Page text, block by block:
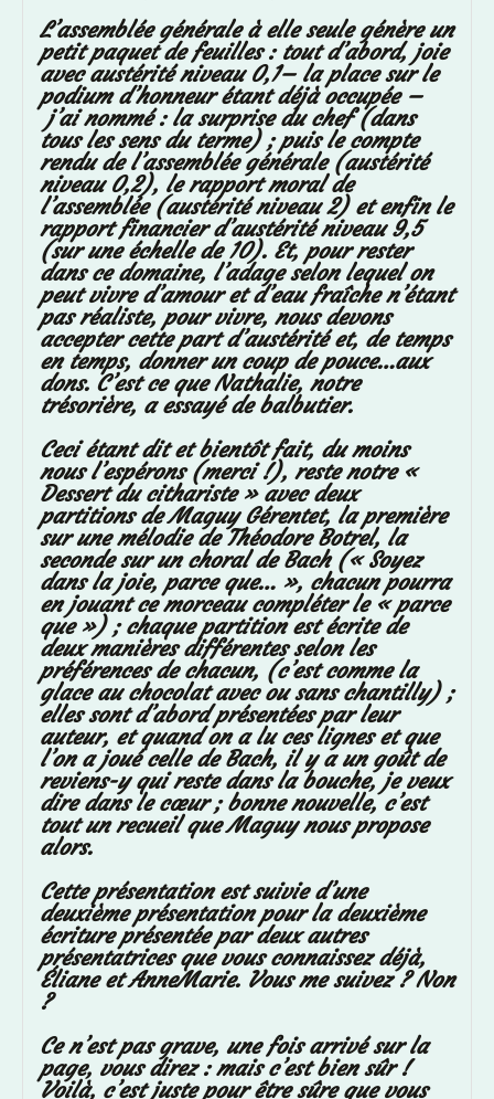
L’assemblée générale à elle seule génère un
petit paquet de feuilles : tout d’abord, joie
avec austérité niveau 0,1– la place sur le
podium d’honneur étant déjà occupée –
j’ai nommé : la surprise du chef (dans
tous les sens du terme) ; puis le compte
rendu de l’assemblée générale (austérité
niveau 0,2), le rapport moral de
l’assemblée (austérité niveau 2) et enfin le
rapport financier d’austérité niveau 9,5
(sur une échelle de 10). Et, pour rester
dans ce domaine, l’adage selon lequel on
peut vivre d’amour et d’eau fraîche n’étant
pas réaliste, pour vivre, nous devons
accepter cette part d’austérité et, de temps
en temps, donner un coup de pouce…aux
dons. C’est ce que Nathalie, notre
trésorière, a essayé de balbutier.
Ceci étant dit et bientôt fait, du moins
nous l’espérons (merci !), reste notre «
Dessert du cithariste » avec deux
partitions de Maguy Gérentet, la première
sur une mélodie de Théodore Botrel, la
seconde sur un choral de Bach (« Soyez
dans la joie, parce que… », chacun pourra
en jouant ce morceau compléter le « parce
que ») ; chaque partition est écrite de
deux manières différentes selon les
préférences de chacun, (c’est comme la
glace au chocolat avec ou sans chantilly) ;
elles sont d’abord présentées par leur
auteur, et quand on a lu ces lignes et que
l’on a joué celle de Bach, il y a un goût de
reviens-y qui reste dans la bouche, je veux
dire dans le cœur ; bonne nouvelle, c’est
tout un recueil que Maguy nous propose
alors.
Cette présentation est suivie d’une
deuxième présentation pour la deuxième
écriture présentée par deux autres
présentatrices que vous connaissez déjà,
Éliane et AnneMarie. Vous me suivez ? Non
?
Ce n’est pas grave, une fois arrivé sur la
page, vousdirez : mais c’est bien sûr !
Voilà, c’est juste pour être sûre que vous